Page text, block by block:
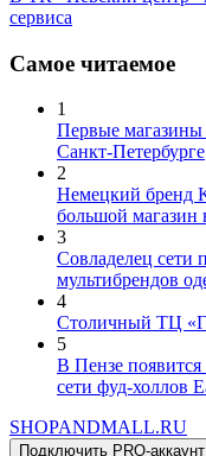
сервиса
Самое читаемое
1
Первые магазины
Санкт-Петербурге
2
Немецкий бренд
большой магазин
3
Совладелец сети
мультибрендов
4
Столичный ТЦ
5
В Пензе появится
сети фуд-холлов
SHOPANDMALL.RU
Подключить PRO-